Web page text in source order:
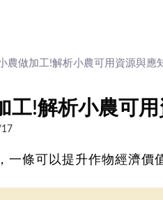
農做加工!解析小農可用資源與應
工!解析小農可
一條可以提升作物經濟價